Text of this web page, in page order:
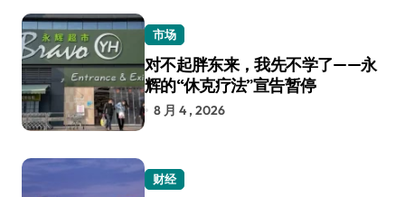
市场
对不起胖东来，我先不学了——永
辉的“休克疗法”宣告暂停
8 月 4 , 2026
财经